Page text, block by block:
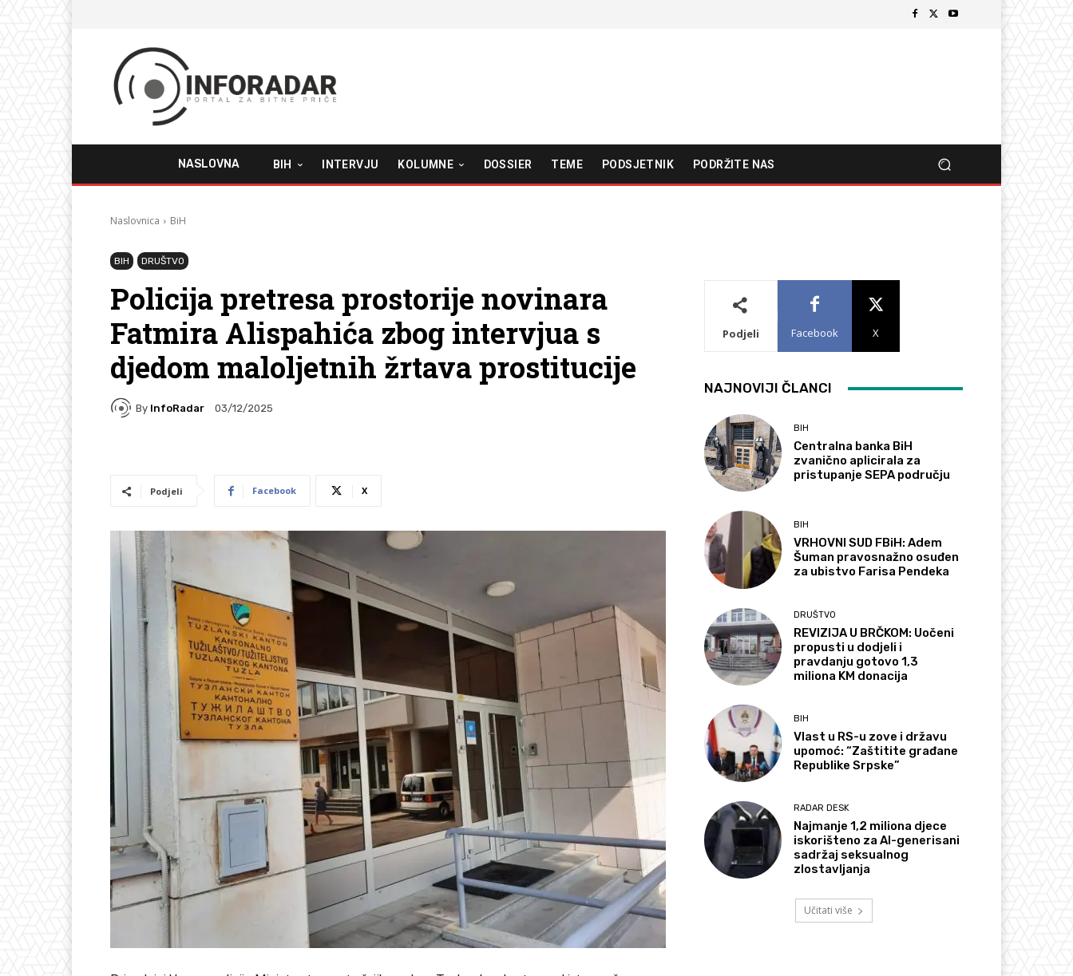
NASLOVNA BIH INTERVJU KOLUMNE DOSSIER TEME PODSJETNIK PODRŽITE NAS
Naslovnica BiH
BIH DRUŠTVO
Policija pretresa prostorije novinara
Fatmira Alispahića zbog intervjua s
djedom maloljetnih žrtava prostitucije
By InfoRadar 03/12/2025
Podjeli Facebook X
Podjeli Facebook X
NAJNOVIJI ČLANCI
BIH
Centralna banka BiH
zvanično aplicirala za
pristupanje SEPA području
BIH
VRHOVNI SUD FBiH: Adem
Šuman pravosnažno osuđen
za ubistvo Farisa Pendeka
DRUŠTVO
REVIZIJA U BRČKOM: Uočeni
propusti u dodjeli i
pravdanju gotovo 1,3
miliona KM donacija
BIH
Vlast u RS-u zove i državu
upomoć: “Zaštitite građane
Republike Srpske”
RADAR DESK
Najmanje 1,2 miliona djece
iskorišteno za AI-generisani
sadržaj seksualnog
zlostavljanja
Učitati više